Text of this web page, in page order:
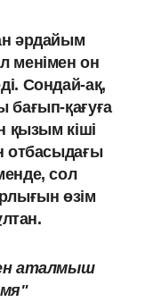
әрдайым
менімен он
Сондай-ақ,
бағып-қағуға
қызым кіші
отбасыдағы
сол
өзім
аталмыш